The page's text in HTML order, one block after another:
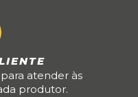
atender às
produtor.